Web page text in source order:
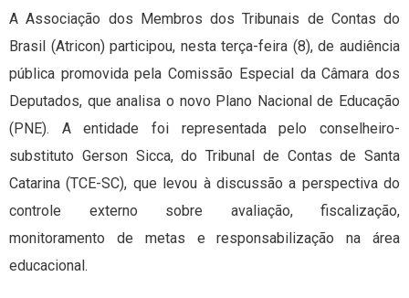
A Associação dos Membros dos Tribunais de Contas do
Brasil (Atricon) participou, nesta terça-feira (8), de audiência
pública promovida pela Comissão Especial da Câmara dos
Deputados, que analisa o novo Plano Nacional de Educação
(PNE). A entidade foi representada pelo conselheiro-
substituto Gerson Sicca, do Tribunal de Contas de Santa
Catarina (TCE-SC), que levou à discussão a perspectiva do
controle externo sobre avaliação, fiscalização,
monitoramento de metas e responsabilização na área
educacional.